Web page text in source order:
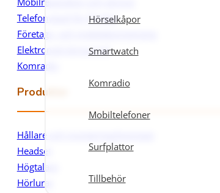
Hörselkåpor
Smartwatch
Komradio
Mobiltelefoner
Surfplattor
Tillbehör
Telefonväxel för företag
Företags- och mobilabonnemang
Elektronisk körjournal
Komradio
Produkter
Hållare och monteringslösningar
Headset
Högtalare
Hörlurar